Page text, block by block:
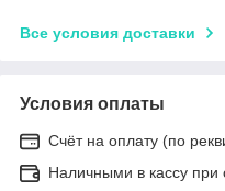
Все условия доставки
Условия оплаты
Счёт на оплату (по
Наличными в кассу при